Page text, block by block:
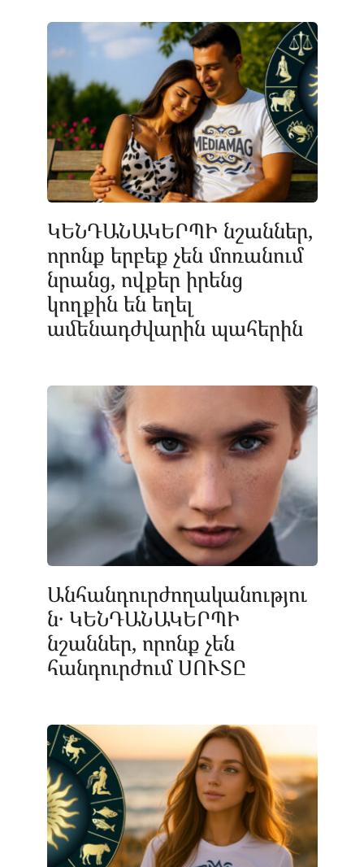
ԿԵՆԴԱՆԱԿԵՐՊԻ նշաններ,
որոնք երբեք չեն մոռանում
նրանց, ովքեր իրենց
կողքին են եղել
ամենադժվարին պահերին
Անհանդուրժողականությու
ն․ ԿԵՆԴԱՆԱԿԵՐՊԻ
նշաններ, որոնք չեն
հանդուրժում ՍՈՒՏԸ